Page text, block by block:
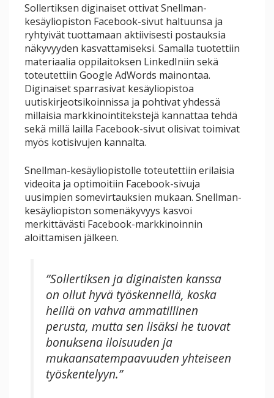
Sollertiksen diginaiset ottivat Snellman-
kesäyliopiston Facebook-sivut haltuunsa ja
ryhtyivät tuottamaan aktiivisesti postauksia
näkyvyyden kasvattamiseksi. Samalla tuotettiin
materiaalia oppilaitoksen LinkedIniin sekä
toteutettiin Google AdWords mainontaa.
Diginaiset sparrasivat kesäyliopistoa
uutiskirjeotsikoinnissa ja pohtivat yhdessä
millaisia markkinointitekstejä kannattaa tehdä
sekä millä lailla Facebook-sivut olisivat toimivat
myös kotisivujen kannalta.
Snellman-kesäyliopistolle toteutettiin erilaisia
videoita ja optimoitiin Facebook-sivuja
uusimpien somevirtauksien mukaan. Snellman-
kesäyliopiston somenäkyvyys kasvoi
merkittävästi Facebook-markkinoinnin
aloittamisen jälkeen.
”Sollertiksen ja diginaisten kanssa
on ollut hyvä työskennellä, koska
heillä on vahva ammatillinen
perusta, mutta sen lisäksi he tuovat
bonuksena iloisuuden ja
mukaansatempaavuuden yhteiseen
työskentelyyn.”